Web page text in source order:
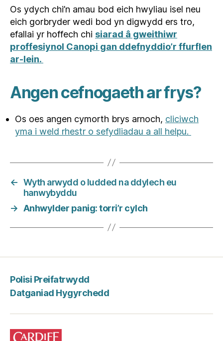
Os ydych chi’n amau bod eich hwyliau isel neu
eich gorbryder wedi bod yn digwydd ers tro,
efallai yr hoffech chi siarad â gweithiwr
proffesiynol Canopi gan ddefnyddio’r ffurflen
ar-lein.
Angen cefnogaeth ar frys?
Os oes angen cymorth brys arnoch, cliciwch
yma i weld rhestr o sefydliadau a all helpu.
← Wyth arwydd o ludded na ddylech eu
hanwybyddu
→ Anhwylder panig: torri’r cylch
Polisi Preifatrwydd
Datganiad Hygyrchedd